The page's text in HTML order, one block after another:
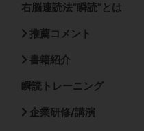
右脳速読法”瞬読”とは
推薦コメント
書籍紹介
瞬読トレーニング
企業研修/講演